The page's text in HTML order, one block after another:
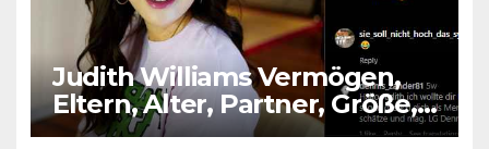
Judith Williams Vermögen,
Eltern, Alter, Partner, Größe,
Kinder